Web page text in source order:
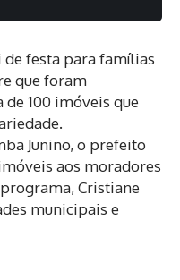
de festa para famílias
que foram
100 imóveis que
Junino, o prefeito
aos moradores
Cristiane
municipais e